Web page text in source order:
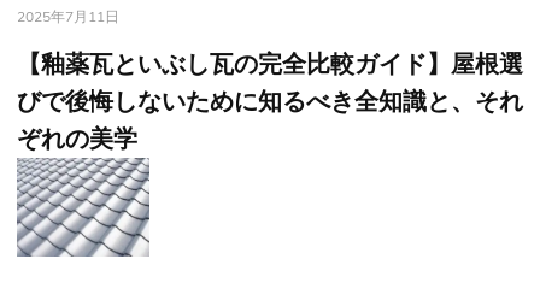
2025年7月11日
【釉薬瓦といぶし瓦の完全比較ガイド】屋根選
びで後悔しないために知るべき全知識と、それ
ぞれの美学